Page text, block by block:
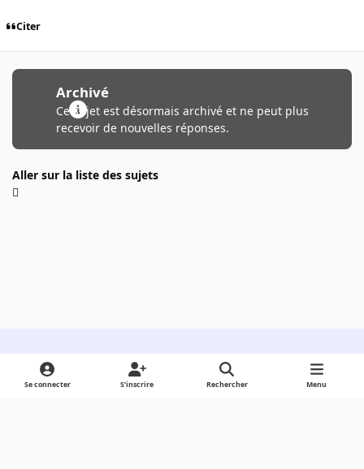
Citer
Archivé
Ce sujet est désormais archivé et ne peut plus
recevoir de nouvelles réponses.
Aller sur la liste des sujets
Light ModeDark ModeSystem Preference
Se connecter S’inscrire Rechercher Menu